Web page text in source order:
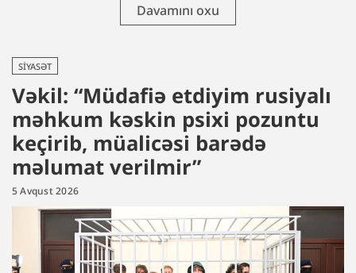
Davamını oxu
SIYASƏT
Vəkil: “Müdafiə etdiyim rusiyalı
məhkum kəskin psixi pozuntu
keçirib, müalicəsi barədə
məlumat verilmir”
5 Avqust 2026